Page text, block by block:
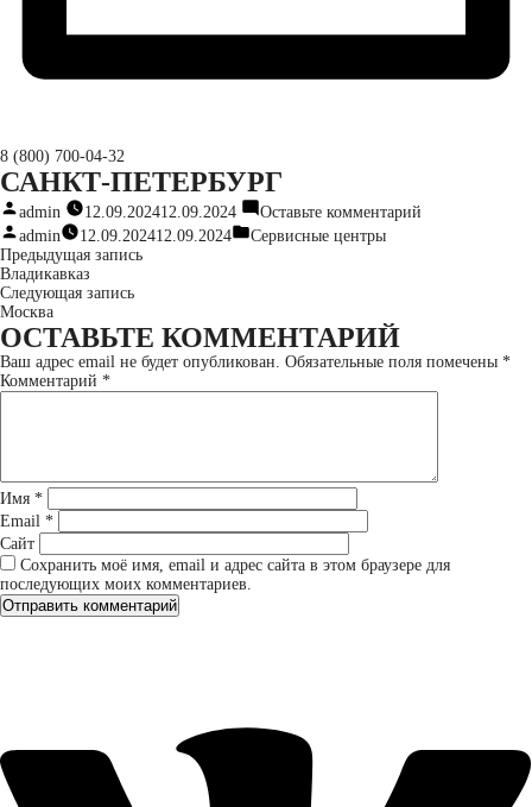
8 (800) 700-04-32
Перейти
к
содержимому
САНКТ-ПЕТЕРБУРГ
Написано
автором
admin 12.09.202412.09.2024 Оставьте комментарий
Написано
автором
admin 12.09.202412.09.2024
Написано
Сервисные центры
НАВИГАЦИЯ
ПО
ЗАПИСЯМ
Предыдущая записьПредыдущая
Владикавказ
Следующая записьСледующая
Москва
ОСТАВЬТЕ КОММЕНТАРИЙ
Ваш адрес email не будет опубликован. Обязательные поля помечены *
Комментарий *
Имя *
Email *
Сайт
Сохранить моё имя, email и адрес сайта в этом браузере для
последующих моих комментариев.